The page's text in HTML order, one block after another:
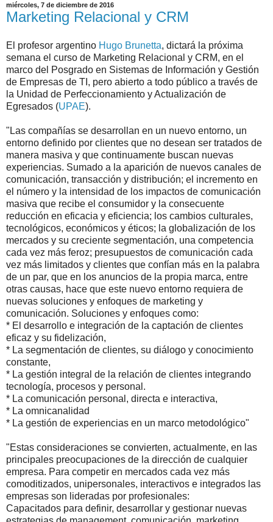
miércoles, 7 de diciembre de 2016
Marketing Relacional y CRM
El profesor argentino Hugo Brunetta, dictará la próxima
semana el curso de Marketing Relacional y CRM, en el
marco del Posgrado en Sistemas de Información y Gestión
de Empresas de TI, pero abierto a todo público a través de
la Unidad de Perfeccionamiento y Actualización de
Egresados (UPAE).
"Las compañías se desarrollan en un nuevo entorno, un
entorno definido por clientes que no desean ser tratados de
manera masiva y que continuamente buscan nuevas
experiencias. Sumado a la aparición de nuevos canales de
comunicación, transacción y distribución; el incremento en
el número y la intensidad de los impactos de comunicación
masiva que recibe el consumidor y la consecuente
reducción en eficacia y eficiencia; los cambios culturales,
tecnológicos, económicos y éticos; la globalización de los
mercados y su creciente segmentación, una competencia
cada vez más feroz; presupuestos de comunicación cada
vez más limitados y clientes que confían más en la palabra
de un par, que en los anuncios de la propia marca, entre
otras causas, hace que este nuevo entorno requiera de
nuevas soluciones y enfoques de marketing y
comunicación. Soluciones y enfoques como:
* El desarrollo e integración de la captación de clientes
eficaz y su fidelización,
* La segmentación de clientes, su diálogo y conocimiento
constante,
* La gestión integral de la relación de clientes integrando
tecnología, procesos y personal.
* La comunicación personal, directa e interactiva,
* La omnicanalidad
* La gestión de experiencias en un marco metodológico"
"Estas consideraciones se convierten, actualmente, en las
principales preocupaciones de la dirección de cualquier
empresa. Para competir en mercados cada vez más
comoditizados, unipersonales, interactivos e integrados las
empresas son lideradas por profesionales:
Capacitados para definir, desarrollar y gestionar nuevas